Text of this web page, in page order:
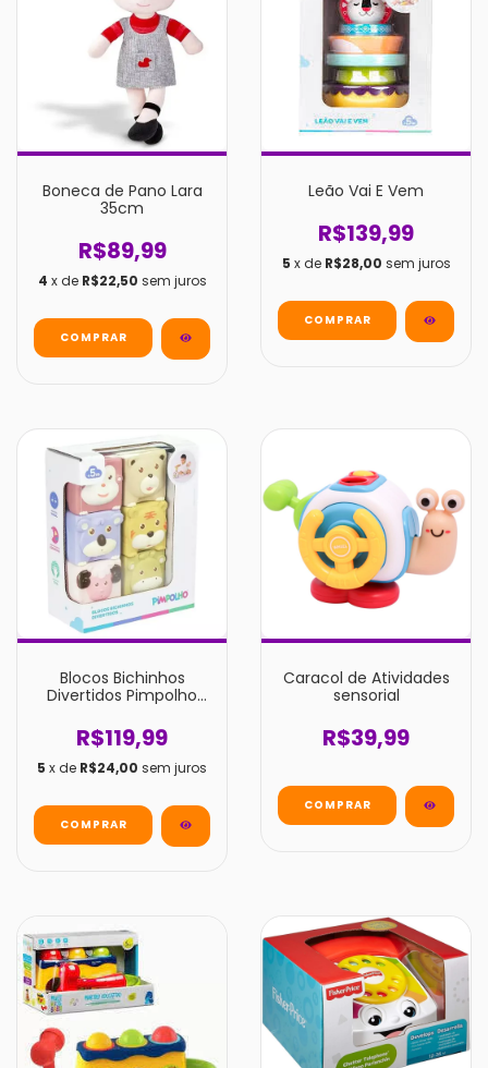
Boneca de Pano Lara
35cm
R$89,99
4 x de R$22,50 sem juros
Leão Vai E Vem
R$139,99
5 x de R$28,00 sem juros
Blocos Bichinhos
Divertidos Pimpolho
R$119,99
5 x de R$24,00 sem juros
Caracol de Atividades
sensorial
R$39,99